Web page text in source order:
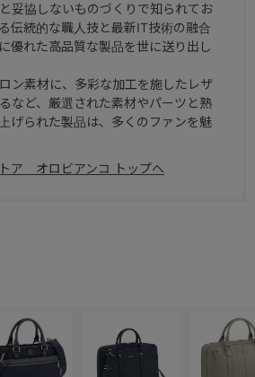
妥協しないものづくりで知られてお
伝統的な職人技と最新IT技術の融合
優れた高品質な製品を世に送り出し
ン素材に、多彩な加工を施したレザ
など、厳選された素材やパーツと熟
げられた製品は、多くのファンを魅
ア オロビアンコ トップへ